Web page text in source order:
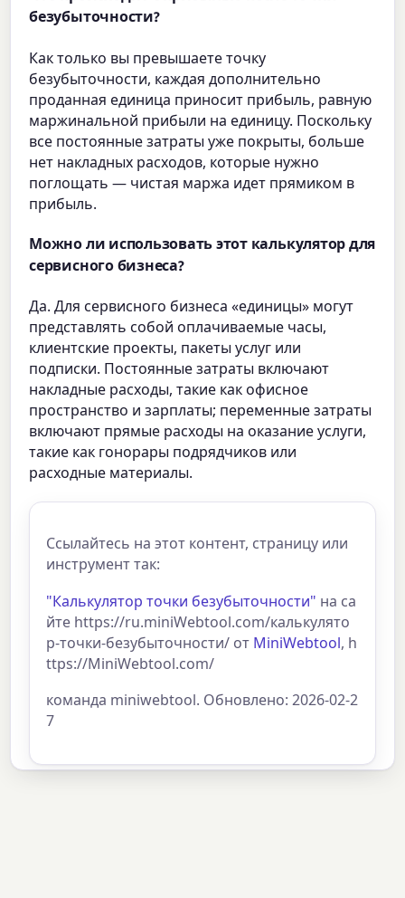
безубыточности?
Как только вы превышаете точку
безубыточности, каждая дополнительно
проданная единица приносит прибыль, равную
маржинальной прибыли на единицу. Поскольку
все постоянные затраты уже покрыты, больше
нет накладных расходов, которые нужно
поглощать — чистая маржа идет прямиком в
прибыль.
Можно ли использовать этот калькулятор для
сервисного бизнеса?
Да. Для сервисного бизнеса «единицы» могут
представлять собой оплачиваемые часы,
клиентские проекты, пакеты услуг или
подписки. Постоянные затраты включают
накладные расходы, такие как офисное
пространство и зарплаты; переменные затраты
включают прямые расходы на оказание услуги,
такие как гонорары подрядчиков или
расходные материалы.
Ссылайтесь на этот контент, страницу или
инструмент так:
"Калькулятор точки безубыточности" на са
йте https://ru.miniWebtool.com/калькулято
р-точки-безубыточности/ от MiniWebtool, h
ttps://MiniWebtool.com/
команда miniwebtool. Обновлено: 2026-02-2
7